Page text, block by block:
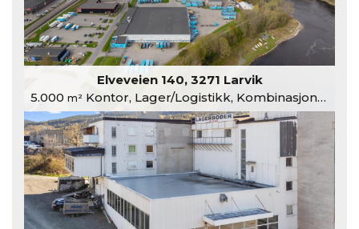
Elveveien 140, 3271 Larvik
5.000 m²Kontor, Lager/Logistikk, Kombinasjonslokaler